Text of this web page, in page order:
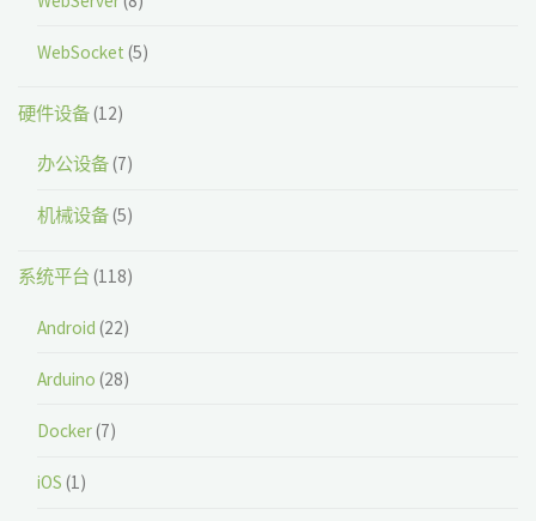
WebSocket (5)
硬件设备(12)
办公设备(7)
机械设备(5)
系统平台 (118)
Android (22)
Arduino (28)
Docker(7)
iOS (1)